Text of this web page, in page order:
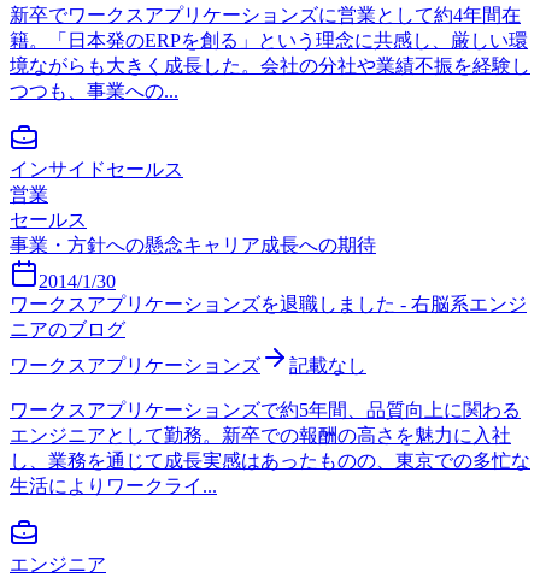
新卒でワークスアプリケーションズに営業として約4年間在
籍。「日本発のERPを創る」という理念に共感し、厳しい環
境ながらも大きく成長した。会社の分社や業績不振を経験し
つつも、事業への...
インサイドセールス
営業
セールス
事業・方針への懸念キャリア成長への期待
2014/1/30
ワークスアプリケーションズを退職しました - 右脳系エンジ
ニアのブログ
ワークスアプリケーションズ
記載なし
ワークスアプリケーションズで約5年間、品質向上に関わる
エンジニアとして勤務。新卒での報酬の高さを魅力に入社
し、業務を通じて成長実感はあったものの、東京での多忙な
生活によりワークライ...
エンジニア